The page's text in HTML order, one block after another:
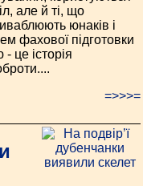
але й ті, що
юнаків і
фахової підготовки
- це історія
=>>>=